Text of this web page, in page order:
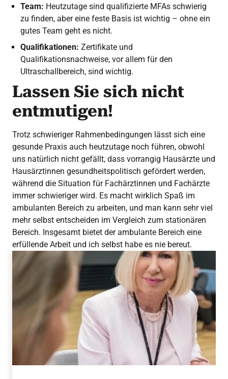
Team: Heutzutage sind qualifizierte MFAs schwierig
zu finden, aber eine feste Basis ist wichtig – ohne ein
gutes Team geht es nicht.
Qualifikationen: Zertifikate und
Qualifikationsnachweise, vor allem für den
Ultraschallbereich, sind wichtig.
Lassen Sie sich nicht
entmutigen!
Trotz schwieriger Rahmenbedingungen lässt sich eine
gesunde Praxis auch heutzutage noch führen, obwohl
uns natürlich nicht gefällt, dass vorrangig Hausärzte und
Hausärztinnen gesundheitspolitisch gefördert werden,
während die Situation für Fachärztinnen und Fachärzte
immer schwieriger wird. Es macht wirklich Spaß im
ambulanten Bereich zu arbeiten, und man kann sehr viel
mehr selbst entscheiden im Vergleich zum stationären
Bereich. Insgesamt bietet der ambulante Bereich eine
erfüllende Arbeit und ich selbst habe es nie bereut.